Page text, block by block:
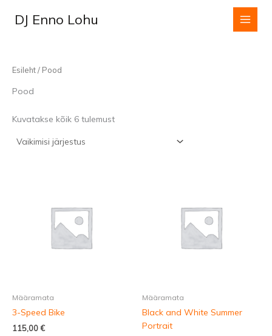
DJ Enno Lohu
Esileht/ Pood
Pood
Kuvatakse kõik 6 tulemust
Määramata
3-Speed Bike
115,00€
Määramata
Black and White Summer
Portrait